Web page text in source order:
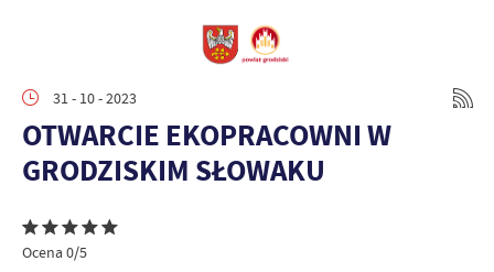
31 - 10 - 2023
OTWARCIE EKOPRACOWNI W
GRODZISKIM SŁOWAKU
Ocena 0/5